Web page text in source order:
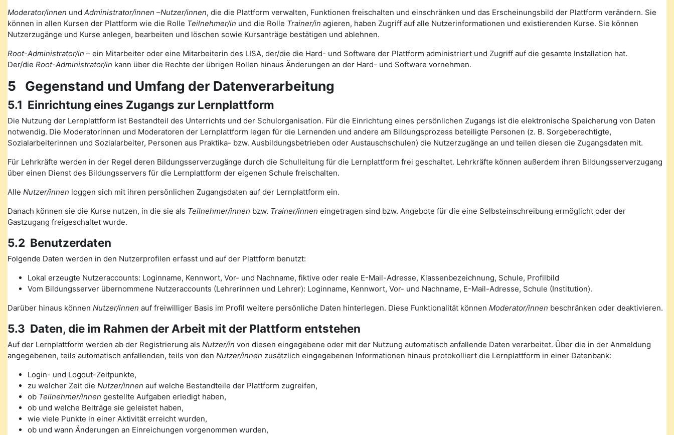
Moderator/innen und Administrator/innen –Nutzer/innen, die die Plattform verwalten, Funktionen freischalten und einschränken und das Erscheinungsbild der Plattform verändern. Sie
können in allen Kursen der Plattform wie die Rolle Teilnehmer/in und die Rolle Trainer/in agieren, haben Zugriff auf alle Nutzerinformationen und existierenden Kurse. Sie können
Nutzerzugänge und Kurse anlegen, bearbeiten und löschen sowie Kursanträge bestätigen und ablehnen.
Root-Administrator/in – ein Mitarbeiter oder eine Mitarbeiterin des LISA, der/die die Hard- und Software der Plattform administriert und Zugriff auf die gesamte Installation hat.
Der/die Root-Administrator/in kann über die Rechte der übrigen Rollen hinaus Änderungen an der Hard- und Software vornehmen.
5 Gegenstand und Umfang der Datenverarbeitung
5.1 Einrichtung eines Zugangs zur Lernplattform
Die Nutzung der Lernplattform ist Bestandteil des Unterrichts und der Schulorganisation. Für die Einrichtung eines persönlichen Zugangs ist die elektronische Speicherung von Daten
notwendig. Die Moderatorinnen und Moderatoren der Lernplattform legen für die Lernenden und andere am Bildungsprozess beteiligte Personen (z. B. Sorgeberechtigte,
Sozialarbeiterinnen und Sozialarbeiter, Personen aus Praktika- bzw. Ausbildungsbetrieben oder Austauschschulen) die Nutzerzugänge an und teilen diesen die Zugangsdaten mit.
Für Lehrkräfte werden in der Regel deren Bildungsserverzugänge durch die Schulleitung für die Lernplattform frei geschaltet. Lehrkräfte können außerdem ihren Bildungsserverzugang
über einen Dienst des Bildungsservers für die Lernplattform der eigenen Schule freischalten.
Alle Nutzer/innen loggen sich mit ihren persönlichen Zugangsdaten auf der Lernplattform ein.
Danach können sie die Kurse nutzen, in die sie als Teilnehmer/innen bzw. Trainer/innen eingetragen sind bzw. Angebote für die eine Selbsteinschreibung ermöglicht oder der
Gastzugang freigeschaltet wurde.
5.2 Benutzerdaten
Folgende Daten werden in den Nutzerprofilen erfasst und auf der Plattform benutzt:
Lokal erzeugte Nutzeraccounts: Loginname, Kennwort, Vor- und Nachname, fiktive oder reale E-Mail-Adresse, Klassenbezeichnung, Schule, Profilbild
Vom Bildungsserver übernommene Nutzeraccounts (Lehrerinnen und Lehrer): Loginname, Kennwort, Vor- und Nachname, E-Mail-Adresse, Schule (Institution).
Darüber hinaus können Nutzer/innen auf freiwilliger Basis im Profil weitere persönliche Daten hinterlegen. Diese Funktionalität können Moderator/innen beschränken oder deaktivieren.
5.3 Daten, die im Rahmen der Arbeit mit der Plattform entstehen
Auf der Lernplattform werden ab der Registrierung als Nutzer/in von diesen eingegebene oder mit der Nutzung automatisch anfallende Daten verarbeitet. Über die in der Anmeldung
angegebenen, teils automatisch anfallenden, teils von den Nutzer/innen zusätzlich eingegebenen Informationen hinaus protokolliert die Lernplattform in einer Datenbank:
Login- und Logout-Zeitpunkte,
zu welcher Zeit die Nutzer/innen auf welche Bestandteile der Plattform zugreifen,
ob Teilnehmer/innen gestellte Aufgaben erledigt haben,
ob und welche Beiträge sie geleistet haben,
wie viele Punkte in einer Aktivität erreicht wurden,
ob und wann Änderungen an Einreichungen vorgenommen wurden,